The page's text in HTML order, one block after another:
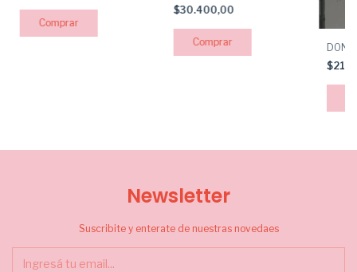
$30.400,00
Newsletter
Suscribite y enterate de nuestras novedaes